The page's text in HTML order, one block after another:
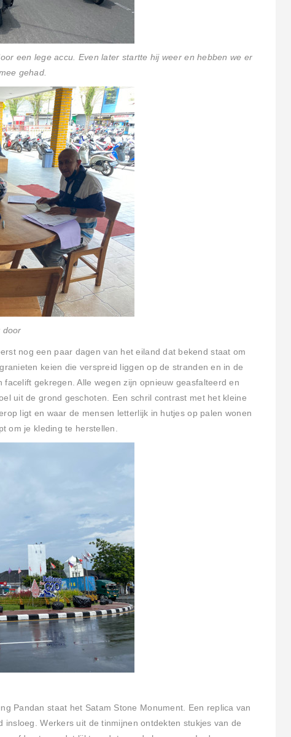
een lege accu. Even later startte hij weer en hebben we er
gehad.
door
nog een paar dagen van het eiland dat bekend staat om
keien die verspreid liggen op de stranden en in de
gekregen. Alle wegen zijn opnieuw geasfalteerd en
uit de grond geschoten. Een schril contrast met het kleine
ligt en waar de mensen letterlijk in hutjes op palen wonen
om je kleding te herstellen.
Pandan staat het Satam Stone Monument. Een replica van
Werkers uit de tinmijnen ontdekten stukjes van de